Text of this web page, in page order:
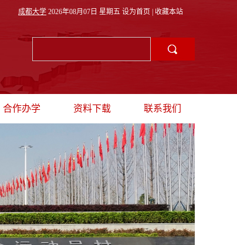
成都大学 2026年08月07日 星期五 设为首页 收藏本站
合作办学
中外合作办学
海外联合培养
资料下载
教师出境
学生出境
联合培养项目
国际会议
外专邀请
联系我们
联系方式